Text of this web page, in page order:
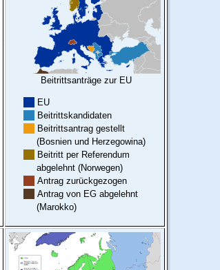
Beitrittsanträge zur EU
EU
Beitrittskandidaten
Beitrittsantrag gestellt
(Bosnien und Herzegowina)
Beitritt per Referendum
abgelehnt (Norwegen)
Antrag zurückgezogen
Antrag von EG abgelehnt
(Marokko)